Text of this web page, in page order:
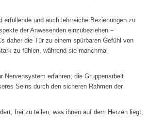
und auch lehrreiche Beziehungen zu
der Anwesenden einzubeziehen –
daher die Tür zu einem spürbaren Gefühl von
zu fühlen, während sie manchmal
Nervensystem erfahren; die Gruppenarbeit
Seins durch den sicheren Rahmen der
frei zu teilen, was ihnen auf dem Herzen liegt,